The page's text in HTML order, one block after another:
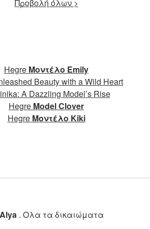
Προβολή όλων >
Hegre Μοντέλο Emily
Beauty with a Wild Heart
A Dazzling Model’s Rise
Hegre Model Clover
Hegre Μοντέλο Kiki
Alya . Ολα τα δικαιώματα